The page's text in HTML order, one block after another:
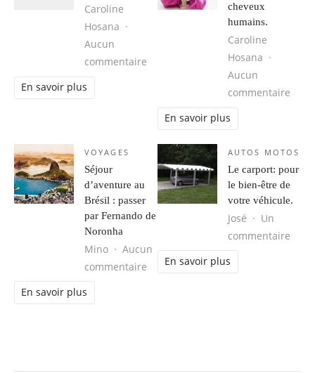
Caroline
Hosana
Aucun
commentaire sur Obtenir votre Groove Back.
En savoir plus
cheveux
humains.
Caroline
Hosana
Aucun
commentaire
En savoir plus
VOYAGES
Séjour
d’aventure au
Brésil : passer
par Fernando de
Noronha
Mino
Aucun
commentaire sur Séjour d’aventure au Brésil :
En savoir plus
AUTOS MOTOS
Le carport: pour
le bien-être de
votre véhicule.
José
Un
commentaire
En savoir plus